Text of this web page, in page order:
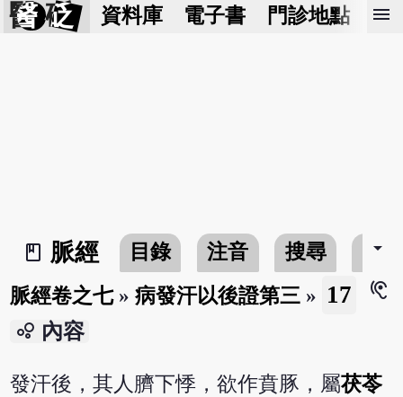
醫 砭 資料庫 電子書 門診地點 預
menu
book_2
脈經 目錄 注音 搜尋 書介
arrow_drop_down
脈經卷之七»病發汗以後證第三 » 17
hearing
bubble_chart 內容
發汗後，其人臍下悸，欲作賁豚，屬茯苓